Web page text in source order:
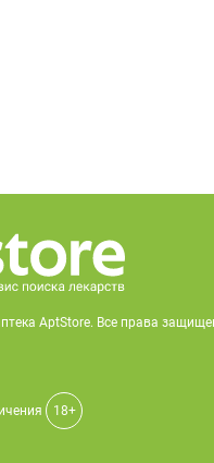
AptStore. Все права
18+